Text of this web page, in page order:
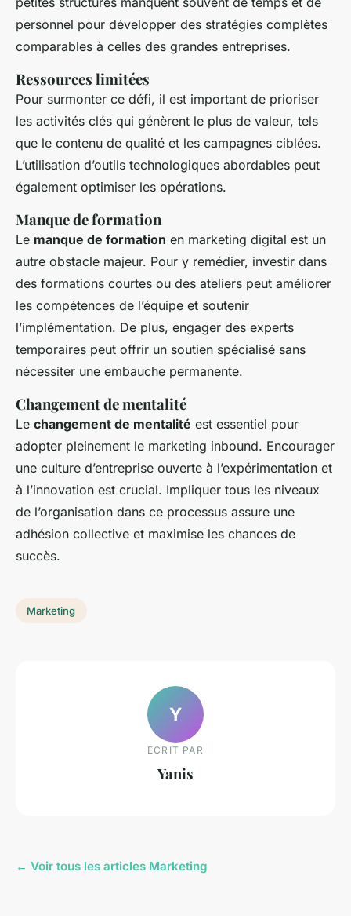
personnel pour développer des stratégies complètes
comparables à celles des grandes entreprises.
Ressources limitées
Pour surmonter ce défi, il est important de prioriser
les activités clés qui génèrent le plus de valeur, tels
que le contenu de qualité et les campagnes ciblées.
L’utilisation d’outils technologiques abordables peut
également optimiser les opérations.
Manque de formation
Le manque de formation en marketing digital est un
autre obstacle majeur. Pour y remédier, investir dans
des formations courtes ou des ateliers peut améliorer
les compétences de l’équipe et soutenir
l’implémentation. De plus, engager des experts
temporaires peut offrir un soutien spécialisé sans
nécessiter une embauche permanente.
Changement de mentalité
Le changement de mentalité est essentiel pour
adopter pleinement le marketing inbound. Encourager
une culture d’entreprise ouverte à l’expérimentation et
à l’innovation est crucial. Impliquer tous les niveaux
de l’organisation dans ce processus assure une
adhésion collective et maximise les chances de
succès.
Marketing
Y
ECRIT PAR
Yanis
← Voir tous les articles Marketing